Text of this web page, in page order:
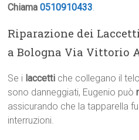
Chiama0510910433.
Riparazione dei
a Bologna Via Vittorio
Se i laccetti che collegano il
sono danneggiati, Eugenio può
assicurando che la tapparella
interruzioni.